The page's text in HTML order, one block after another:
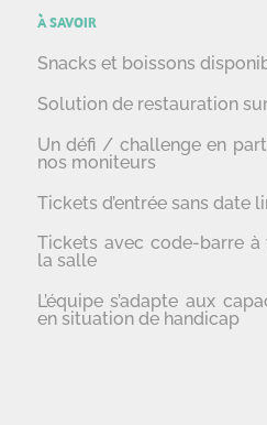
À SAVOIR
Snacks et boissons
Solution de restauration
Un défi / challenge en
nos moniteurs
Tickets d’entrée sans date
Tickets avec code-barre à
la salle
L’équipe s’adapte aux
en situation de handicap